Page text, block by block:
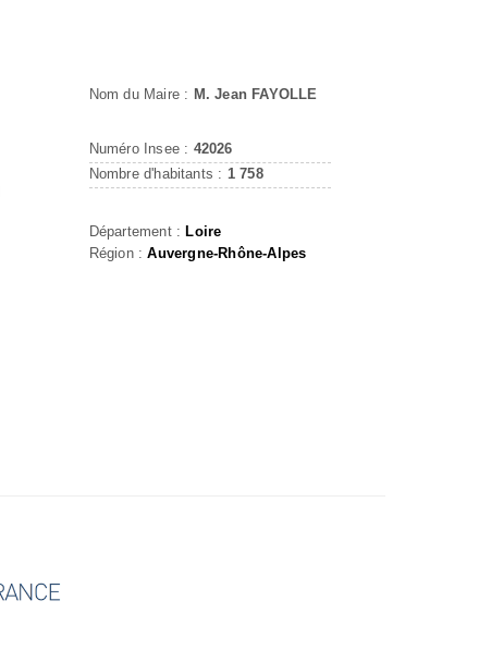
Nom du Maire : M. Jean FAYOLLE
Numéro Insee : 42026
Nombre d'habitants : 1 758
Département : Loire
Région :Auvergne-Rhône-Alpes